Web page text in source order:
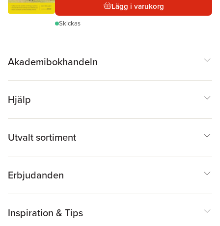
Lägg i varukorg
Skickas
Akademibokhandeln
Hjälp
Utvalt sortiment
Erbjudanden
Inspiration & Tips